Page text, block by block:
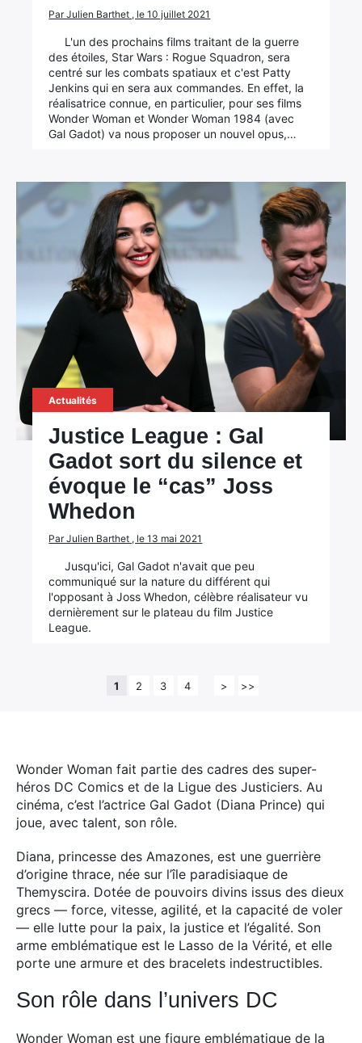
Wonder Woman fait partie des cadres des super-
héros DC Comics et de la Ligue des Justiciers. Au
cinéma, c’est l’actrice Gal Gadot (Diana Prince) qui
joue, avec talent, son rôle.
Diana, princesse des Amazones, est une guerrière
d’origine thrace, née sur l’île paradisiaque de
Themyscira. Dotée de pouvoirs divins issus des dieux
grecs — force, vitesse, agilité, et la capacité de voler
— elle lutte pour la paix, la justice et l’égalité. Son
arme emblématique est le Lasso de la Vérité, et elle
porte une armure et des bracelets indestructibles.
Son rôle dans l’univers DC
Wonder Woman est une figure emblématique de la
Par Julien Barthet , le 10 juillet 2021
L'un des prochains films traitant de la guerre
des étoiles, Star Wars : Rogue Squadron, sera
centré sur les combats spatiaux et c'est Patty
Jenkins qui en sera aux commandes. En effet, la
réalisatrice connue, en particulier, pour ses films
Wonder Woman et Wonder Woman 1984 (avec
Gal Gadot) va nous proposer un nouvel opus,…
Actualités
Justice League : Gal
Gadot sort du silence et
évoque le “cas” Joss
Whedon
Par Julien Barthet , le 13 mai 2021
Jusqu'ici, Gal Gadot n'avait que peu
communiqué sur la nature du différent qui
l'opposant à Joss Whedon, célèbre réalisateur vu
dernièrement sur le plateau du film Justice
League.
1 2 3 4 > >>